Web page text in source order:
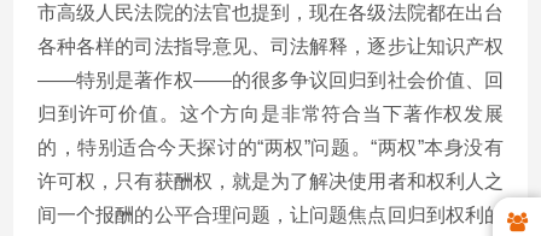
市高级人民法院的法官也提到，现在各级法院都在出台
各种各样的司法指导意见、司法解释，逐步让知识产权
——特别是著作权——的很多争议回归到社会价值、回
归到许可价值。这个方向是非常符合当下著作权发展
的，特别适合今天探讨的“两权”问题。“两权”本身没有
许可权，只有获酬权，就是为了解决使用者和权利人之
间一个报酬的公平合理问题，让问题焦点回归到权利的